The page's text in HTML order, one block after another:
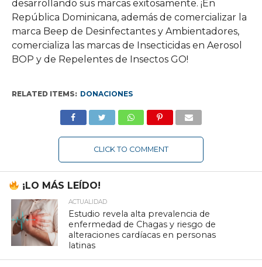
desarrollando sus marcas exitosamente. ¡En
República Dominicana, además de comercializar la
marca Beep de Desinfectantes y Ambientadores,
comercializa las marcas de Insecticidas en Aerosol
BOP y de Repelentes de Insectos GO!
RELATED ITEMS: DONACIONES
CLICK TO COMMENT
¡LO MÁS LEÍDO!
ACTUALIDAD
Estudio revela alta prevalencia de
enfermedad de Chagas y riesgo de
alteraciones cardíacas en personas
latinas